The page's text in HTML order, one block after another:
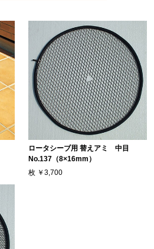
ロータシーブ用 替えアミ 中目
No.137（8×16mm）
枚 ￥3,700